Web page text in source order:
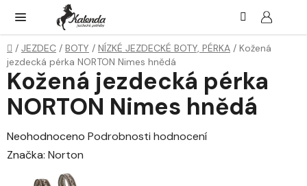
obsah
Domů
/ JEZDEC / BOTY / NÍZKÉ JEZDECKÉ BOTY, PÉRKA / Kožená
jezdecká pérka NORTON Nimes hnědá
Kožená jezdecká pérka
NORTON Nimes hnědá
Průměrné
hodnocení
Neohodnoceno Podrobnosti hodnocení
Značka: Norton